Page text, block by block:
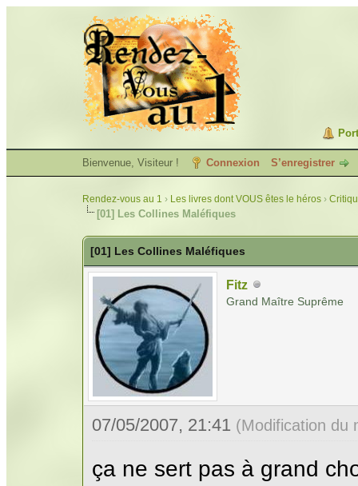
Bienvenue, Visiteur ! Connexion S’enregistrer
Rendez-vous au 1 › Les livres dont VOUS êtes le héros ›
[01] Les Collines Maléfiques
[01] Les Collines Maléfiques
Fitz
Grand Maître Suprême
07/05/2007, 21:41 (Modification du
ça ne sert pas à grand